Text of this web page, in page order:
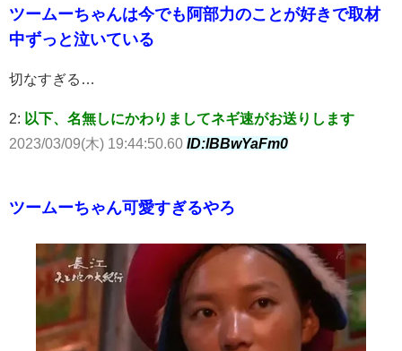
ツームーちゃんは今でも阿部力のことが好きで取材
中ずっと泣いている
切なすぎる…
2: 以下、名無しにかわりましてネギ速がお送りします
2023/03/09(木) 19:44:50.60 ID:lBBwYaFm0
ツームーちゃん可愛すぎるやろ